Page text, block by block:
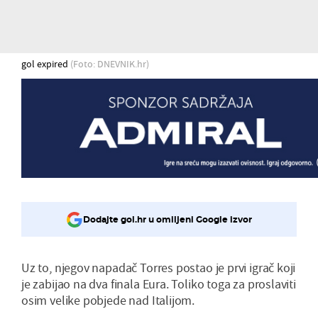
gol expired (Foto: DNEVNIK.hr)
Dodajte gol.hr u omiljeni Google izvor
Uz to, njegov napadač Torres postao je prvi igrač koji
je zabijao na dva finala Eura. Toliko toga za proslaviti
osim velike pobjede nad Italijom.